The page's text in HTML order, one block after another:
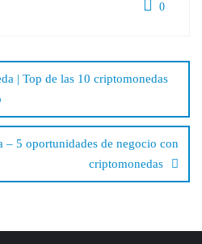
0
| Top de las 10 criptomonedas
– 5 oportunidades de negocio con
criptomonedas